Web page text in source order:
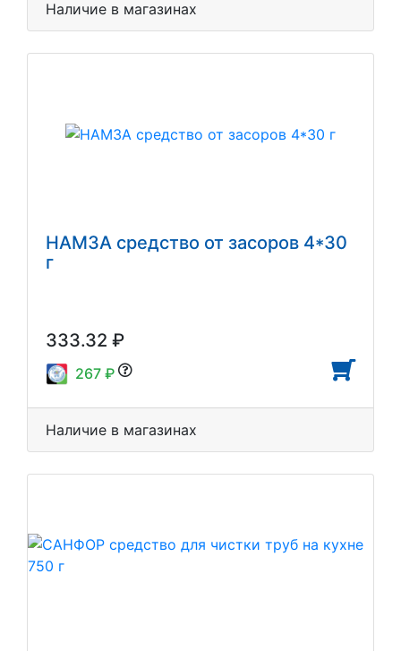
Наличие в магазинах
НАМЗА средство от засоров 4*30
г
333.32 ₽
267 ₽
Наличие в магазинах